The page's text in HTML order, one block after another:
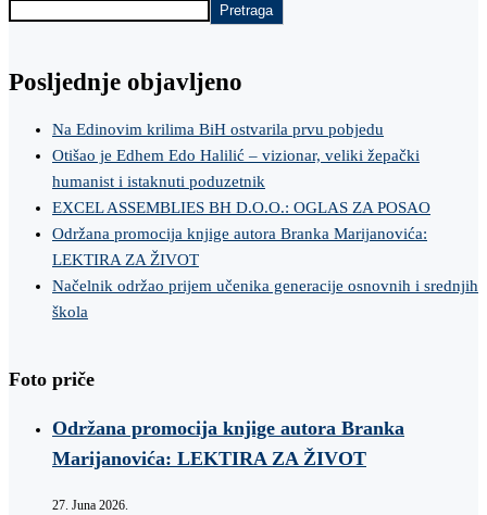
Pretraga
Posljednje objavljeno
Na Edinovim krilima BiH ostvarila prvu pobjedu
Otišao je Edhem Edo Halilić – vizionar, veliki žepački
humanist i istaknuti poduzetnik
EXCEL ASSEMBLIES BH D.O.O.: OGLAS ZA POSAO
Održana promocija knjige autora Branka Marijanovića:
LEKTIRA ZA ŽIVOT
Načelnik održao prijem učenika generacije osnovnih i srednjih
škola
Foto priče
Održana promocija knjige autora Branka
Marijanovića: LEKTIRA ZA ŽIVOT
27. Juna 2026.